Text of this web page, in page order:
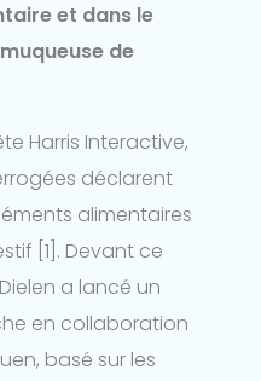
et dans le
de
Harris Interactive,
déclarent
alimentaires
[1]. Devant ce
a lancé un
en collaboration
basé sur les